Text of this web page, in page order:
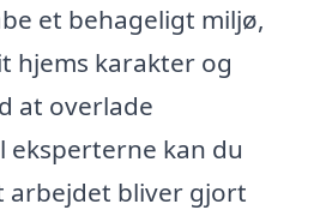
et behageligt miljø,
hjems karakter og
at overlade
kan du
arbejdet bliver gjort